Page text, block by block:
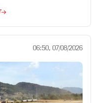
06:50, 07/08/2026